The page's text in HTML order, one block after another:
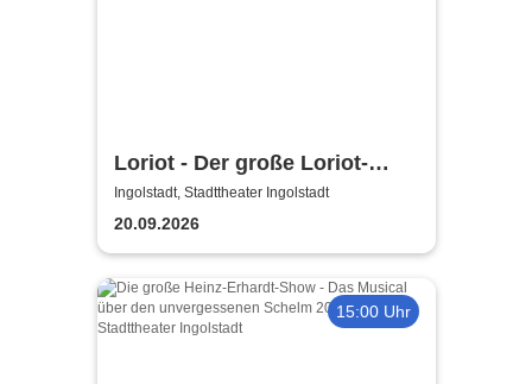
Loriot - Der große Loriot-
Abend
Ingolstadt, Stadttheater Ingolstadt
20.09.2026
15:00 Uhr